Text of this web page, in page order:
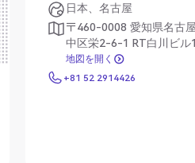
日本、名古屋
〒460-0008 愛知県名古
中区栄2-6-1 RT白川ビル
地図を開く
地図を開く
+81 52 2914426